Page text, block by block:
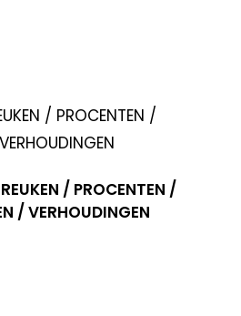
/ PROCENTEN /
/ VERHOUDINGEN